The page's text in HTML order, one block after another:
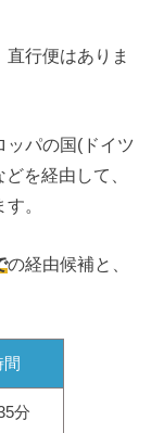
行便はありま
ッパの国(ドイツ
を経由して、
。
の経由候補と、
間
分